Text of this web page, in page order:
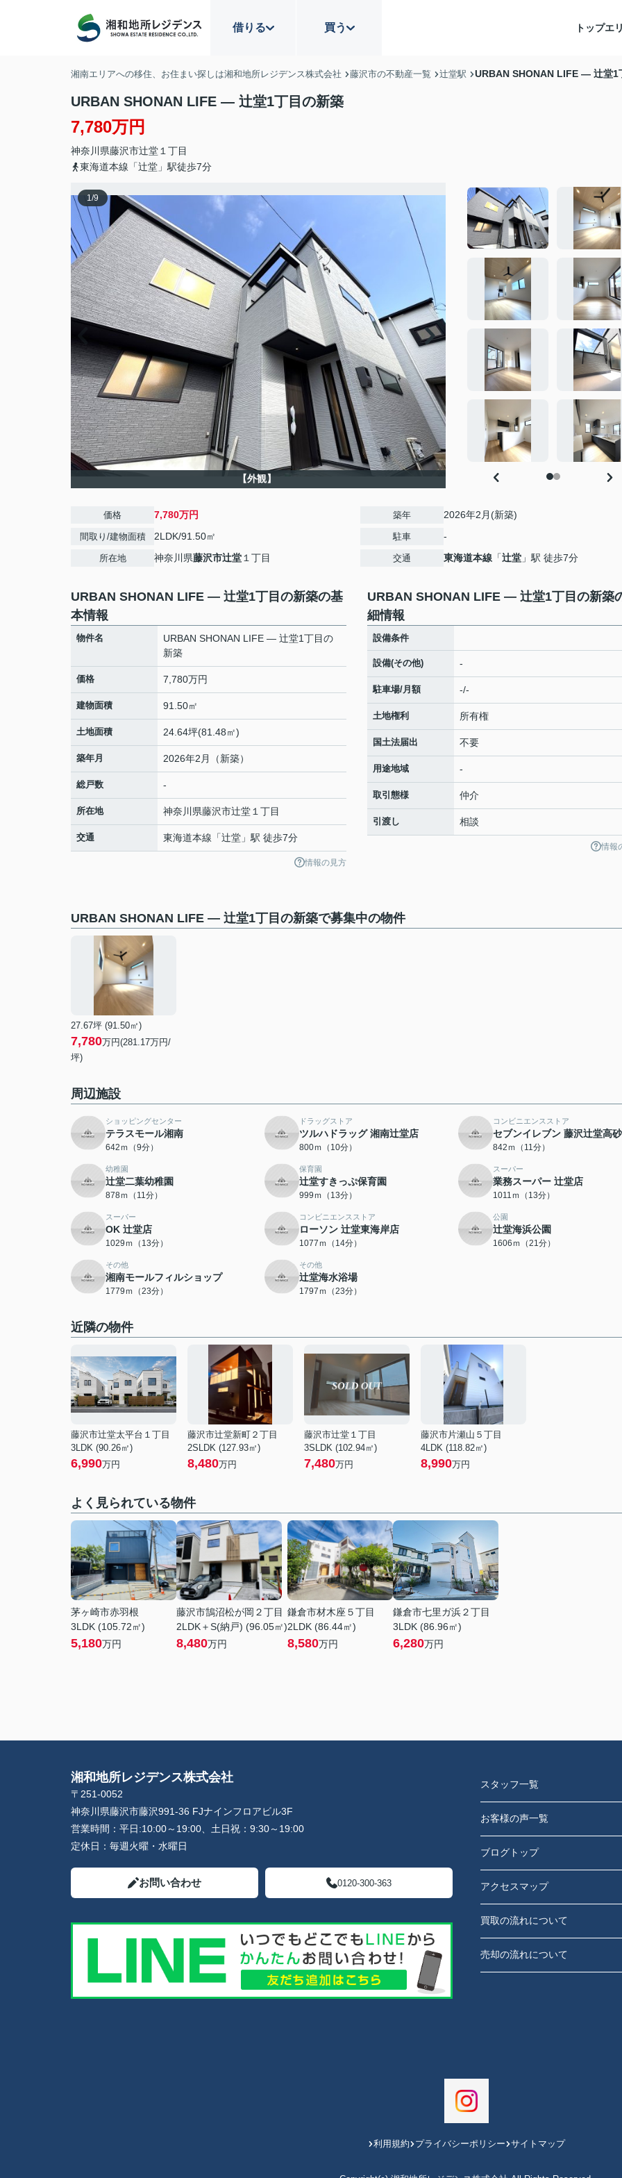
借りる 買う トップエ
湘南エリアへの移住、お住まい探しは湘和地所レジデンス株式会社 藤沢市の不動産一覧 辻堂駅 URBAN SHONAN LIFE — 辻堂1
URBAN SHONAN LIFE — 辻堂1丁目の新築
7,780万円
神奈川県藤沢市辻堂 １丁目
東海道本線「辻堂」駅徒歩7分
1/9
【外観】
価格 7,780万円
間取り/建物面積 2LDK/91.50㎡
所在地 神奈川県藤沢市辻堂 １丁目
築年 2026年2月(新築)
駐車 -
交通 東海道本線 「辻堂 」駅 徒歩7分
URBAN SHONAN LIFE — 辻堂1丁目の新築の基
本情報
物件名
URBAN SHONAN LIFE — 辻堂1丁目の
新築
価格 7,780万円
建物面積 91.50㎡
土地面積 24.64坪(81.48㎡)
築年月 2026年2月（新築）
総戸数 -
所在地 神奈川県藤沢市辻堂 １丁目
交通 東海道本線 「辻堂 」駅 徒歩7分
情報の見方
URBAN SHONAN LIFE — 辻堂1丁目の新築
細情報
設備条件
設備(その他) -
駐車場/月額 -/-
土地権利 所有権
国土法届出 不要
用途地域 -
取引態様 仲介
引渡し 相談
情報
URBAN SHONAN LIFE — 辻堂1丁目の新築で募集中の物件
27.67坪 (91.50㎡)
7,780万円(281.17万円/
坪)
周辺施設
ショッピングセンター
テラスモール湘南
642ｍ（9分）
ドラッグストア
ツルハドラッグ 湘南辻堂店
800ｍ（10分）
コンビニエンスストア
セブンイレブン 藤沢辻堂高
842ｍ（11分）
幼稚園
辻堂二葉幼稚園
878ｍ（11分）
保育園
辻堂すきっぷ保育園
999ｍ（13分）
スーパー
業務スーパー 辻堂店
1011ｍ（13分）
スーパー
OK 辻堂店
1029ｍ（13分）
コンビニエンスストア
ローソン 辻堂東海岸店
1077ｍ（14分）
公園
辻堂海浜公園
1606ｍ（21分）
その他
湘南モールフィルショップ
1779ｍ（23分）
その他
辻堂海水浴場
1797ｍ（23分）
近隣の物件
藤沢市辻堂太平台１丁目
3LDK (90.26㎡)
6,990万円
藤沢市辻堂新町２丁目
2SLDK (127.93㎡)
8,480万円
藤沢市辻堂１丁目
3SLDK (102.94㎡)
7,480万円
藤沢市片瀬山５丁目
4LDK (118.82㎡)
8,990万円
よく見られている物件
茅ヶ崎市赤羽根
3LDK (105.72㎡)
5,180万円
藤沢市鵠沼松が岡２丁目
2LDK＋S(納戸) (96.05㎡)
8,480万円
鎌倉市材木座５丁目
2LDK (86.44㎡)
8,580万円
鎌倉市七里ガ浜２丁目
3LDK (86.96㎡)
6,280万円
湘和地所レジデンス株式会社
〒251-0052
神奈川県藤沢市藤沢991-36 FJナインフロアビル3F
営業時間： 平日:10:00～19:00、土日祝：9:30～19:00
定休日： 毎週火曜・水曜日
お問い合わせ 0120-300-363
スタッフ一覧
お客様の声一覧
ブログトップ
アクセスマップ
買取の流れについて
売却の流れについて
利用規約 プライバシーポリシー サイトマップ